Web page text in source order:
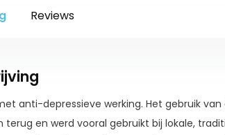
Reviews
anti-depressieve werking. Het gebruik
en werd vooral gebruikt bij lokale,